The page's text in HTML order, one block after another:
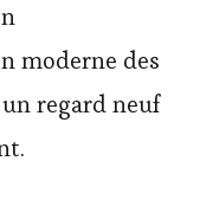
moderne des
regard neuf